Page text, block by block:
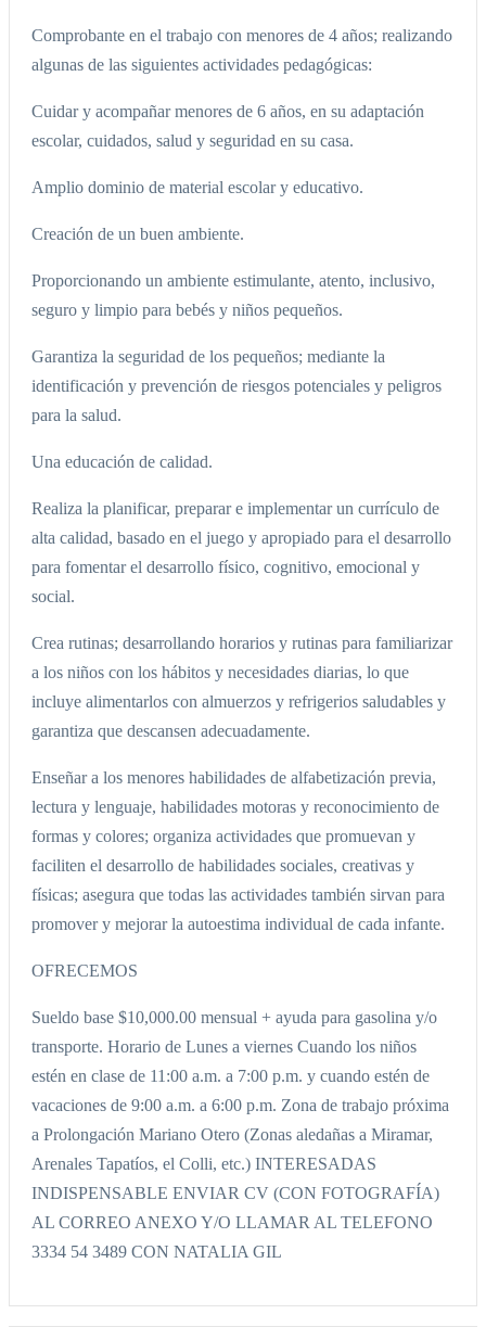
Comprobante en el trabajo con menores de 4 años; realizando
algunas de las siguientes actividades pedagógicas:
Cuidar y acompañar menores de 6 años, en su adaptación
escolar, cuidados, salud y seguridad en su casa.
Amplio dominio de material escolar y educativo.
Creación de un buen ambiente.
Proporcionando un ambiente estimulante, atento, inclusivo,
seguro y limpio para bebés y niños pequeños.
Garantiza la seguridad de los pequeños; mediante la
identificación y prevención de riesgos potenciales y peligros
para la salud.
Una educación de calidad.
Realiza la planificar, preparar e implementar un currículo de
alta calidad, basado en el juego y apropiado para el desarrollo
para fomentar el desarrollo físico, cognitivo, emocional y
social.
Crea rutinas; desarrollando horarios y rutinas para familiarizar
a los niños con los hábitos y necesidades diarias, lo que
incluye alimentarlos con almuerzos y refrigerios saludables y
garantiza que descansen adecuadamente.
Enseñar a los menores habilidades de alfabetización previa,
lectura y lenguaje, habilidades motoras y reconocimiento de
formas y colores; organiza actividades que promuevan y
faciliten el desarrollo de habilidades sociales, creativas y
físicas; asegura que todas las actividades también sirvan para
promover y mejorar la autoestima individual de cada infante.
OFRECEMOS
Sueldo base $10,000.00 mensual + ayuda para gasolina y/o
transporte. Horario de Lunes a viernes Cuando los niños
estén en clase de 11:00 a.m. a 7:00 p.m. y cuando estén de
vacaciones de 9:00 a.m. a 6:00 p.m. Zona de trabajo próxima
a Prolongación Mariano Otero (Zonas aledañas a Miramar,
Arenales Tapatíos, el Colli, etc.) INTERESADAS
INDISPENSABLE ENVIAR CV (CON FOTOGRAFÍA)
AL CORREO ANEXO Y/O LLAMAR AL TELEFONO
3334 54 3489 CON NATALIA GIL